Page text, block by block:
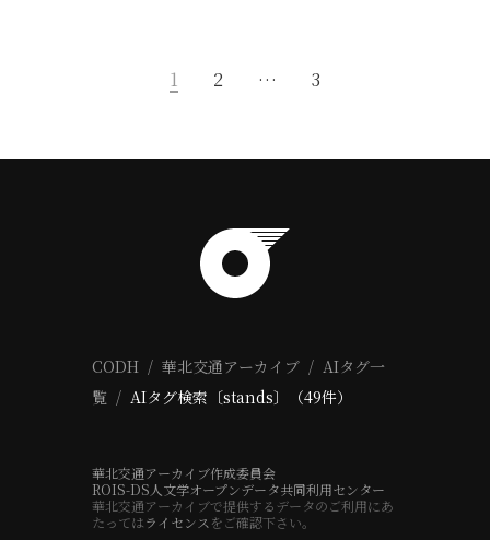
1 2 … 3
CODH 華北交通アーカイブ
AIタグ一
覧
AIタグ検索〔stands〕（49件）
華北交通アーカイブ作成委員会
ROIS-DS人文学オープンデータ共同利用センター
華北交通アーカイブで提供するデータのご利用にあ
たってはライセンス をご確認下さい。